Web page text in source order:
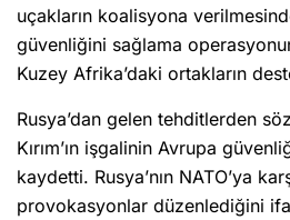
uçakların koalisyona
güvenliğini sağlama
Kuzey Afrika’daki ortakların
Rusya’dan gelen tehditlerden
Kırım’ın işgalinin Avrupa
kaydetti. Rusya’nın NATO’ya
provokasyonlar düzenlediğini